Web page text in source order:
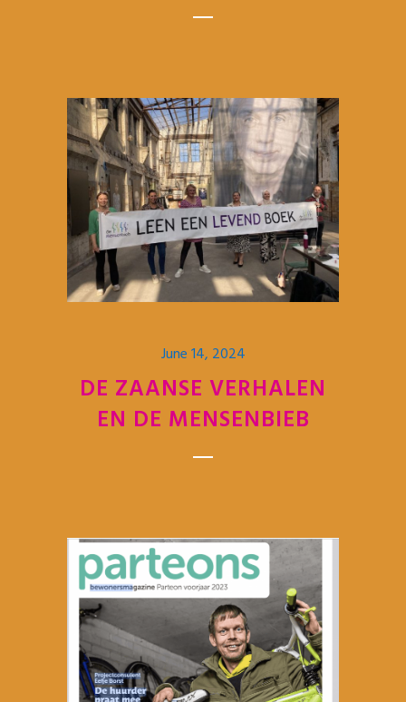
June 14, 2024
DE ZAANSE VERHALEN
EN DE MENSENBIEB